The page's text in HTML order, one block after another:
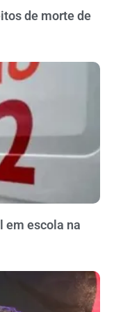
de morte de
em escola na